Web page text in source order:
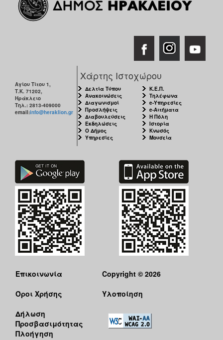
Αγίου Τίτου 1,
Τ.Κ. 71202,
Ηράκλειο
Τηλ.: 2813-409000
email:info@heraklion.gr
Χάρτης Ιστοχώρου
Δελτία Τύπου
Ανακοινώσεις
Διαγωνισμοί
Προσλήψεις
Διαβουλεύσεις
Εκδηλώσεις
Ο Δήμος
Υπηρεσίες
Κ.Ε.Π.
Τηλέφωνα
e-Υπηρεσίες
e-Αιτήματα
Η Πόλη
Ιστορία
Κνωσός
Μουσεία
Επικοινωνία
Όροι Χρήσης
Δήλωση
Προσβασιμότητας
Πλοήγηση
Copyright © 2026
Υλοποίηση